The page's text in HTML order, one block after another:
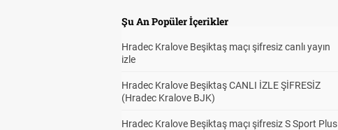
Şu An Popüler İçerikler
Hradec Kralove Beşiktaş maçı şifresiz canlı yayın
izle
Hradec Kralove Beşiktaş CANLI İZLE ŞİFRESİZ
(Hradec Kralove BJK)
Hradec Kralove Beşiktaş maçı şifresiz S Sport Plus